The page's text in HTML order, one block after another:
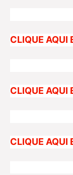
CLIQUE AQUI
CLIQUE AQUI
CLIQUE AQUI